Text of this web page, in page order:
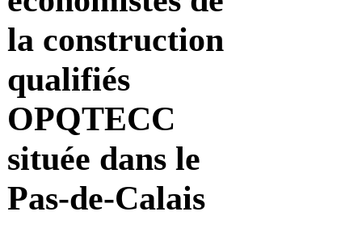
la construction
qualifiés
OPQTECC
située dans le
Pas-de-Calais